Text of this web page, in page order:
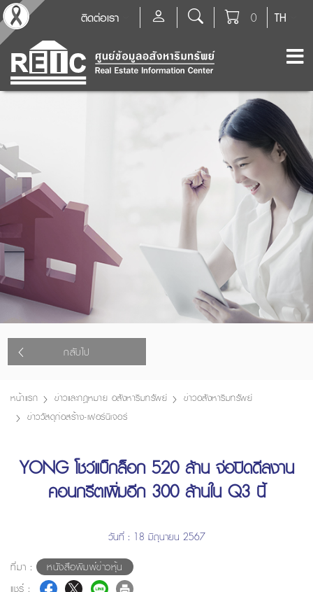
TH
0
ติดต่อเรา
กลับไป
หน้าแรก ข่าวและกฎหมาย อสังหาริมทรัพย์
ข่าวอสังหาริมทรัพย์
ข่าววัสดุก่อสร้าง-เฟอร์นิเจอร์
YONG โชว์แบ็กล็อก 520 ล้าน จ่อปิดดีลงาน
คอนกรีตเพิ่มอีก 300 ล้านใน Q3 นี้
วันที่ : 18 มิถุนายน 2567
ที่มา :
หนังสือพิมพ์ข่าวหุ้น
แชร์ :